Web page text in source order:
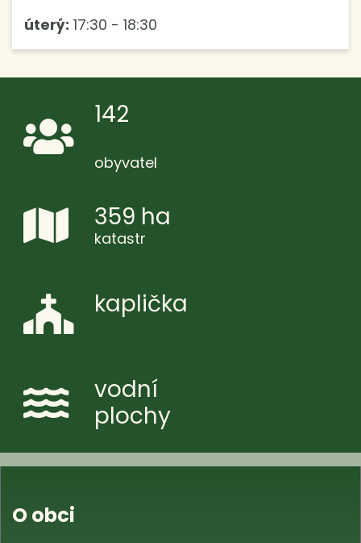
úterý: 17:30 - 18:30
142
obyvatel
359 ha
katastr
kaplička
vodní
plochy
O obci